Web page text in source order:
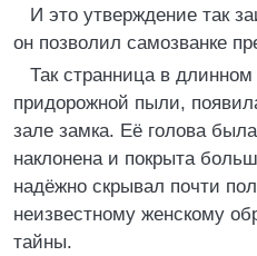
И это утверждение так
он позволил самозванке
Так странница в
придорожной пыли,
зале замка. Её голова
наклонена и покрыта
надёжно скрывал почти
неизвестному женскому
тайны.